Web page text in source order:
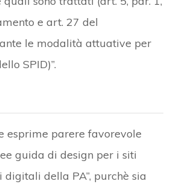
e art. 27 del
le modalità attuative per
SPID)”.
esprime parere favorevole
guida di design per i siti
della PA”, purchè sia